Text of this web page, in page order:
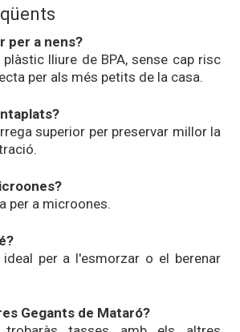
per a nens?
lliure de BPA, sense cap risc
per als més petits de la casa.
superior per preservar millor la
per a microones.
per a l'esmorzar o el berenar
Gegants de Mataró?